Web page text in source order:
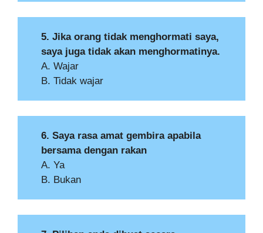
5. Jika orang tidak menghormati saya,
saya juga tidak akan menghormatinya.
A. Wajar
B. Tidak wajar
6. Saya rasa amat gembira apabila
bersama dengan rakan
A. Ya
B. Bukan